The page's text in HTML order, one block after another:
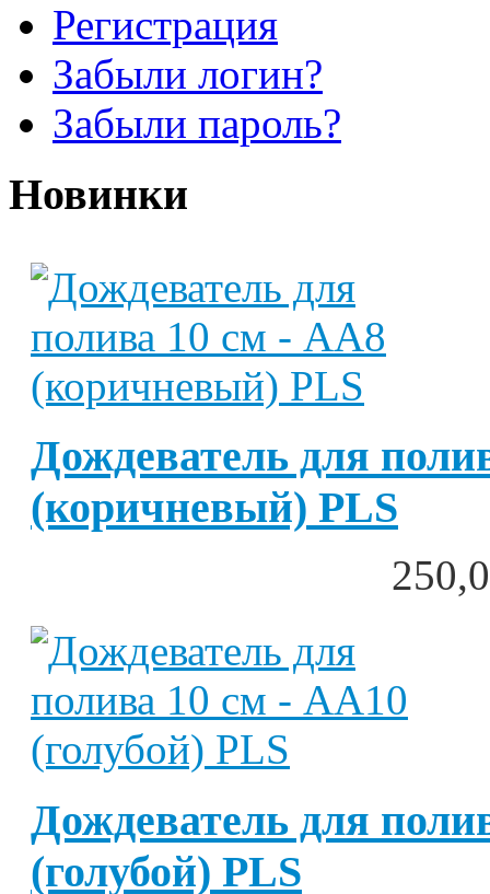
Регистрация
Забыли логин?
Забыли пароль?
Новинки
Дождеватель для
(коричневый) PLS
Дождеватель для
(голубой) PLS